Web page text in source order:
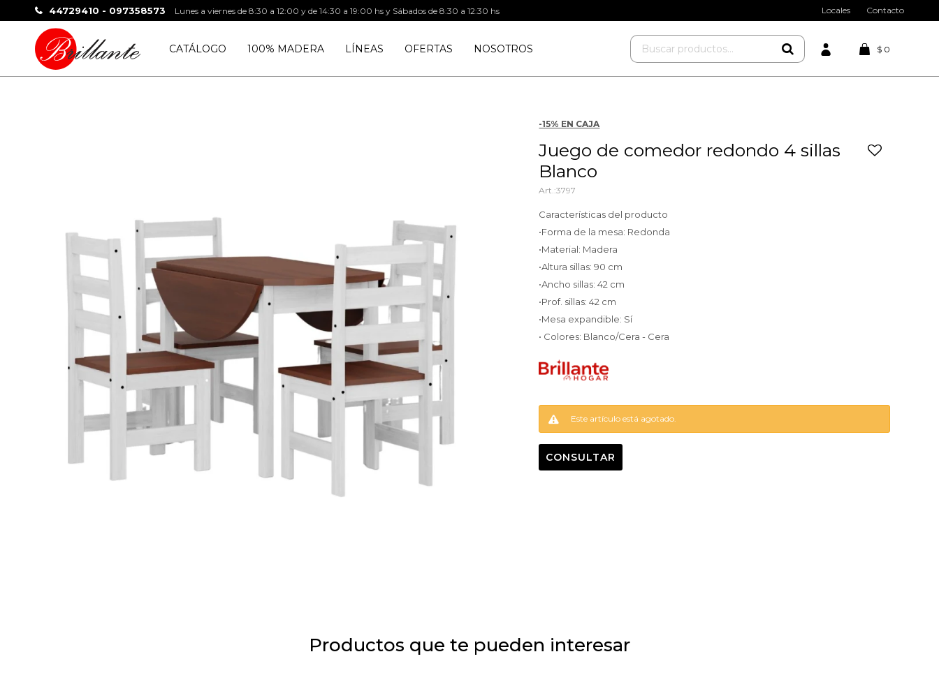
CATÁLOGO 100% MADERA LÍNEAS OFERTAS NOSOTROS $ 0
44729410 - 097358573 Lunes a viernes de 8:30 a 12:00 y de 14:30 a 19:00 hs y Sábados de 8:30 a 12:30 hs Locales Contacto
-15% EN CAJA
Juego de comedor redondo 4 sillas
Blanco
3797
Características del producto
•Forma de la mesa: Redonda
•Material: Madera
•Altura sillas: 90 cm
•Ancho sillas: 42 cm
•Prof. sillas: 42 cm
•Mesa expandible: Sí
• Colores: Blanco/Cera - Cera
Este artículo está agotado.
CONSULTAR
Productos que te pueden interesar